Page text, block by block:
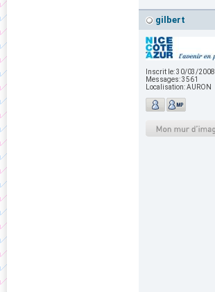
gilbert
Inscrit le:30/03/2008
Messages:3561
Localisation:AURON